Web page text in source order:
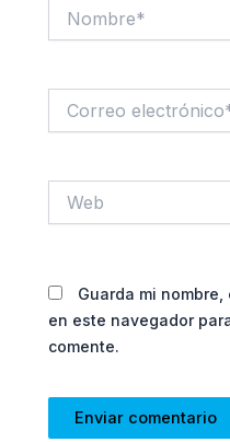
electrónico*
Guarda mi
en este navegador
comente.